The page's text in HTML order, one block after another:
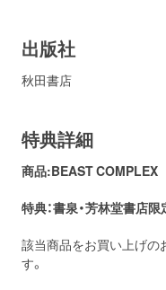
出版社
秋田書店
特典詳細
商品:BEAST
特典：書泉・芳林堂書店限
該当商品をお買い上げの
す。